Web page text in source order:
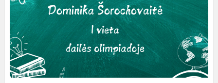
Sveikiname
kl.
mokinę
Dominiką
Šorochovaitę